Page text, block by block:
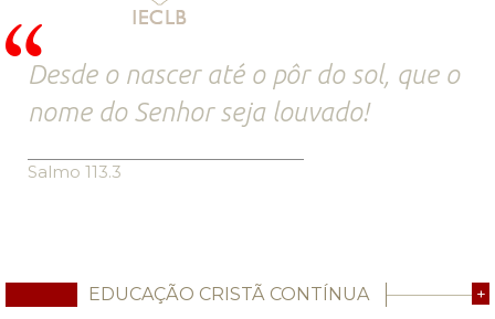
Desde o nascer até o pôr do sol, que o
nome do Senhor seja louvado!
Salmo 113.3
EDUCAÇÃO CRISTÃ CONTÍNUA +